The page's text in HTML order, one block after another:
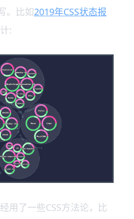
。比如2019年CSS状态报
:
用了一些CSS方法论，比